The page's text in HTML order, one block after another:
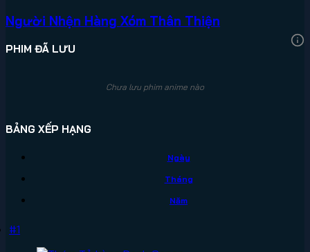
Người Nhện Hàng Xóm Thân Thiện
PHIM ĐÃ LƯU
Chưa lưu phim anime nào
BẢNG XẾP HẠNG
Ngày
Tháng
Năm
#1